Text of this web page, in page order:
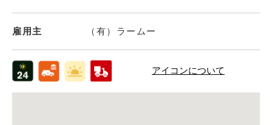
雇用主 （有）ラームー
アイコンについて